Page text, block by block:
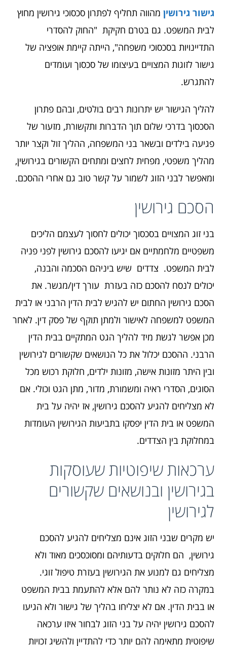
גישור גירושין מהווה תחליף לפתרון סכסוכי גירושין מחוץ
לבית המשפט. גם בטרם חקיקת "החוק להסדרי
התדיינויות בסכסוכי משפחה", הייתה קיימת אופציה של
גישור לזוגות המצויים בעיצומו של סכסוך ועומדים
להתגרש.
להליך הגישור יש יתרונות רבים בולטים, ובהם פתרון
הסכסוך בדרכי שלום תוך הדברות ותקשורת, מזעור של
פגיעה בילדים ובשאר בני המשפחה, ההליך זול וקצר יותר
מהליך משפטי, מפחית לחצים ומתחים הקשורים בגירושין,
ומאפשר לבני הזוג לשמור על קשר טוב גם אחרי ההסכם.
הסכם גירושין
בני זוג המצויים בסכסוך יכולים לחסוך לעצמם הליכים
משפטיים מלחמתיים אם יגיעו להסכם גירושין לפני פניה
לבית המשפט. צדדים שיש ביניהם הסכמה והבנה,
יכולים לנסח להסכם כזה בעזרת עורך דין/מגשר. את
הסכם גירושין החתום יש להגיש לבית הדין הרבני או לבית
המשפט למשפחה לאישור ולמתן תוקף של פסק דין. לאחר
מכן אפשר לגשת מיד להליך הגט המתקיים בבית הדין
הרבני. ההסכם יכלול את כל הנושאים שקשורים לגירושין
ובין היתר מזונות אישה, מזונות ילדים, חלוקת רכוש מכל
הסוגים, הסדרי ראיה ומשמורת, מדור, מתן הגט וכולי. אם
לא מצליחים להגיע להסכם גירושין, אז יהיה על בית
המשפט או בית הדין יפסקו בתביעות הגירושין העומדות
במחלוקת בין הצדדים.
ערכאות שיפוטיות שעוסקות
בגירושין ובנושאים שקשורים
לגירושין
יש מקרים שבני הזוג אינם מצליחים להגיע להסכם
גירושין, הם חלוקים בדעותיהם ומסוכסכים מאוד ולא
מצליחים גם למנוע את הגירושין בעזרת טיפול זוגי.
במקרה כזה לא נותר להם אלא להתעמת בבית המשפט
או בבית הדין. אם לא יצליחו בהליך של גישור ולא הגיעו
להסכם גירושין יהיה על בני הזוג לבחור איזו ערכאה
שיפוטית מתאימה להם יותר כדי להתדיין ולהשיג זכויות